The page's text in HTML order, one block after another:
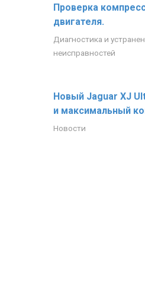
Проверка
двигателя.
Диагностика и
неисправностей
Новый Jaguar XJ
и максимальный
Новости